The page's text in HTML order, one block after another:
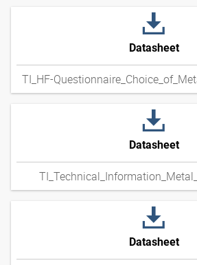
Datasheet
Datasheet
Datasheet